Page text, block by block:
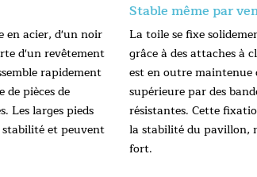
en acier, d'un noir
d'un revêtement
rapidement
pièces de
Les larges pieds
et peuvent
Stable même par
La toile se fixe
grâce à des attaches à
est en outre maintenue
supérieure par des
résistantes. Cette
la stabilité du pavillon,
fort.